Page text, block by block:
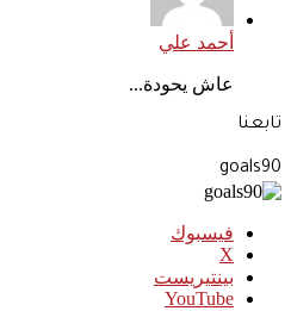
أحمد علي
عاش يحودة...
تابعنا
goals90
فيسبوك
‫X
بينتيريست
‫YouTube